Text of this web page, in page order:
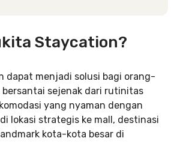
Staycation?
dapat menjadi solusi bagi orang-
sejenak dari rutinitas
yang nyaman dengan
lokasi strategis ke mall, destinasi
kota-kota besar di